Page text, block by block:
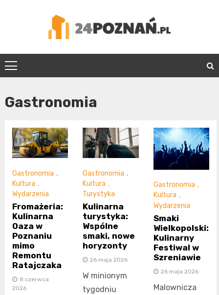
24Poznań.pl
Gastronomia
Gastronomia ,
Kultura ,
Wydarzenia
Fromażeria:
Kulinarna
Oaza w
Poznaniu
mimo
Remontu
Ratajczaka
8 czerwca
2026
Gastronomia ,
Kultura ,
Turystyka
Kulinarna
turystyka:
Wspólne
smaki, nowe
horyzonty
26 maja 2026
W minionym
tygodniu
Gastronomia ,
Kultura ,
Wydarzenia
Smaki
Wielkopolski:
Kulinarny
Festiwal w
Szreniawie
26 maja 2026
Malownicza